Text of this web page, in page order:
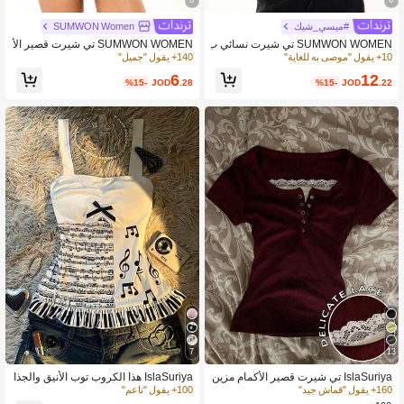
#ميسي_شيك
SUMWON WOMEN تي شيرت نسائي ب
أكمام طويلة بطبعة صليب وأرقام
10+ يقول "موصى به للغاية"
JOD12.22
%15-
13
IslaSuriya تي شيرت قصير الأكمام مزين
بالدانتيل والأزرار للنساء
160+ يقول "قماش جيد"
SUMWON Women
SUMWON WOMEN تي شيرت قصير الأ
كمام للأطفال مطبوع بتصميم متباين مع ك
140+ يقول "جميل"
JOD6.28
%15-
7
IslaSuriya هذا الكروب توب الأنيق والجذا
ب المستوحى من أساطير الخيال والذي ي
100+ يقول "ناعم"